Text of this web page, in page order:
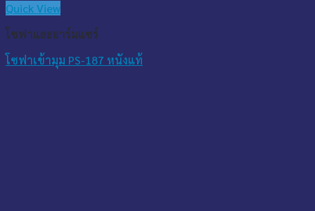
Quick View
โซฟาและอาร์มแชร์
โซฟาเข้ามุม PS-187 หนังแท้